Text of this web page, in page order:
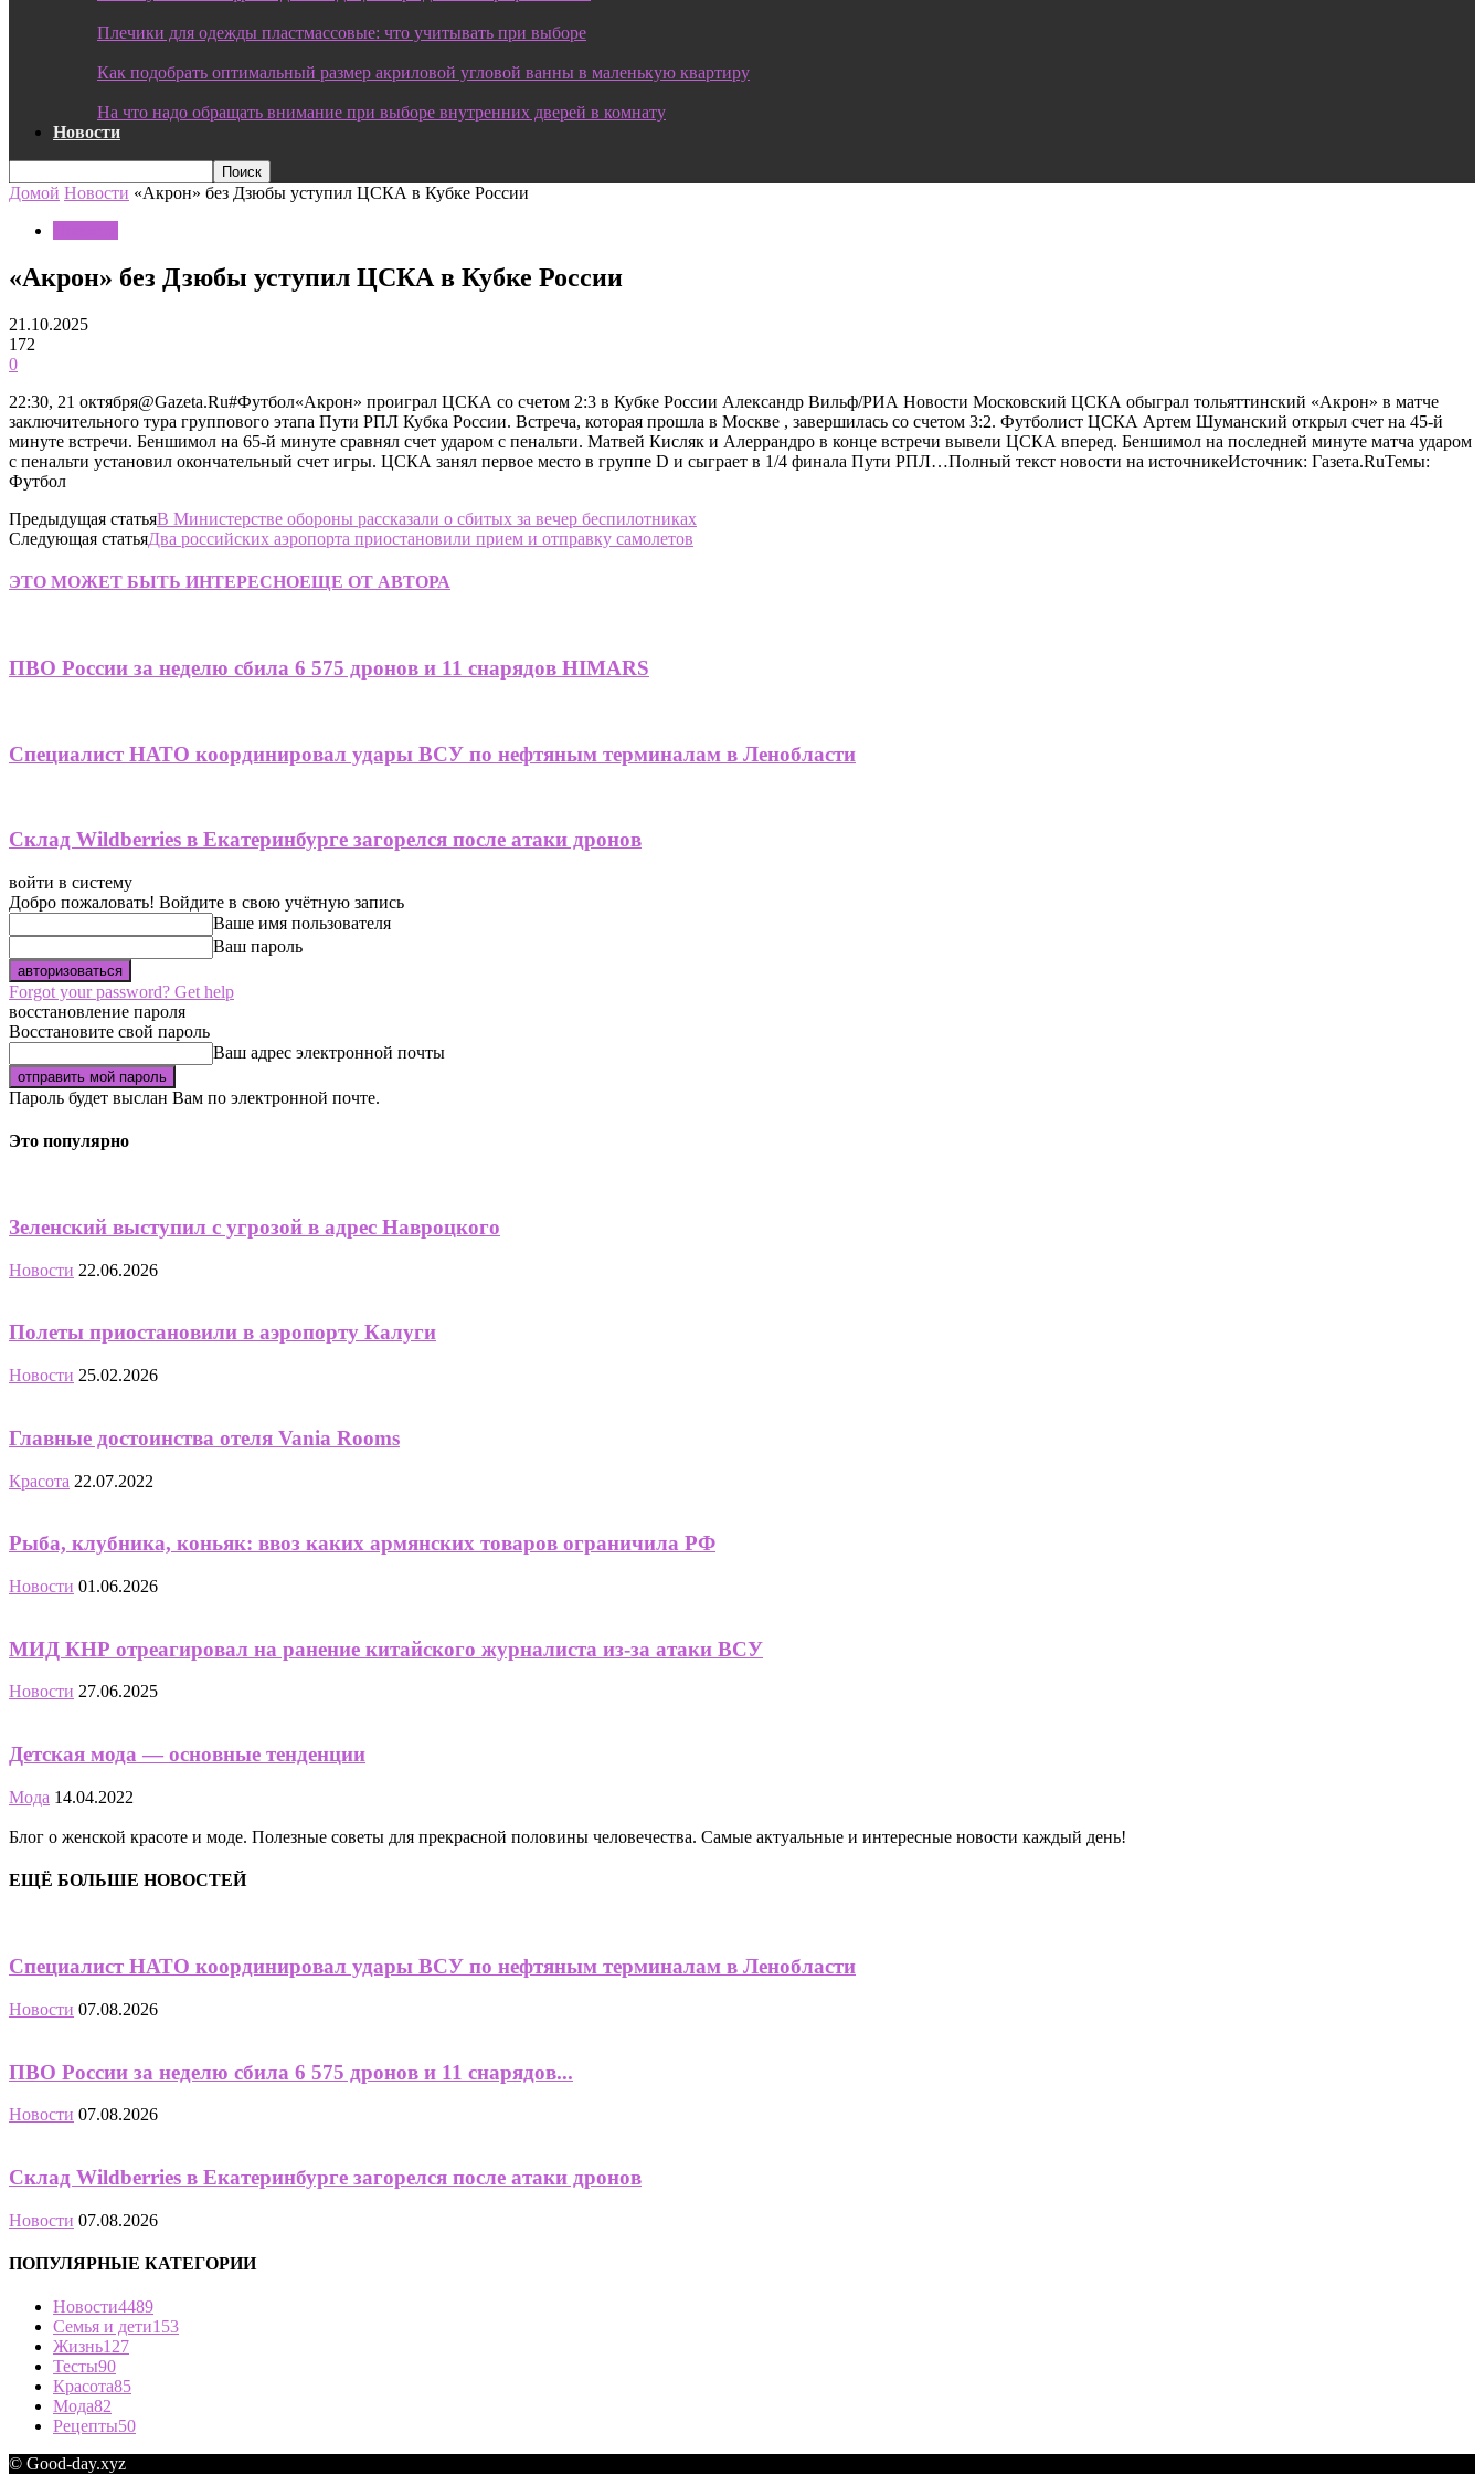
Плечики для одежды пластмассовые: что учитывать при выборе
Как подобрать оптимальный размер акриловой угловой ванны в маленькую квартиру
На что надо обращать внимание при выборе внутренних дверей в комнату
Новости
Домой Новости «Акрон» без Дзюбы уступил ЦСКА в Кубке России
«Акрон» без Дзюбы уступил ЦСКА в Кубке России
21.10.2025
172
0
22:30, 21 октября@Gazeta.Ru#Футбол«Акрон» проиграл ЦСКА со счетом 2:3 в Кубке России Александр Вильф/РИА Новости Московский ЦСКА обыграл тольяттинский «Акрон» в матче
заключительного тура группового этапа Пути РПЛ Кубка России. Встреча, которая прошла в Москве , завершилась со счетом 3:2. Футболист ЦСКА Артем Шуманский открыл счет на 45-й
минуте встречи. Беншимол на 65-й минуте сравнял счет ударом с пенальти. Матвей Кисляк и Алеррандро в конце встречи вывели ЦСКА вперед. Беншимол на последней минуте матча ударом
с пенальти установил окончательный счет игры. ЦСКА занял первое место в группе D и сыграет в 1/4 финала Пути РПЛ…Полный текст новости на источникеИсточник: Газета.RuТемы:
Футбол
Предыдущая статьяВ Министерстве обороны рассказали о сбитых за вечер беспилотниках
Следующая статьяДва российских аэропорта приостановили прием и отправку самолетов
ЭТО МОЖЕТ БЫТЬ ИНТЕРЕСНОЕЩЕ ОТ АВТОРА
ПВО России за неделю сбила 6 575 дронов и 11 снарядов HIMARS
Специалист НАТО координировал удары ВСУ по нефтяным терминалам в Ленобласти
Склад Wildberries в Екатеринбурге загорелся после атаки дронов
войти в систему
Добро пожаловать! Войдите в свою учётную запись
Ваше имя пользователя
Ваш пароль
Forgot your password? Get help
восстановление пароля
Восстановите свой пароль
Ваш адрес электронной почты
Пароль будет выслан Вам по электронной почте.
Это популярно
Зеленский выступил с угрозой в адрес Навроцкого
Новости 22.06.2026
Полеты приостановили в аэропорту Калуги
Новости 25.02.2026
Главные достоинства отеля Vania Rooms
Красота 22.07.2022
Рыба, клубника, коньяк: ввоз каких армянских товаров ограничила РФ
Новости 01.06.2026
МИД КНР отреагировал на ранение китайского журналиста из-за атаки ВСУ
Новости 27.06.2025
Детская мода — основные тенденции
Мода 14.04.2022
Блог о женской красоте и моде. Полезные советы для прекрасной половины человечества. Самые актуальные и интересные новости каждый день!
ЕЩЁ БОЛЬШЕ НОВОСТЕЙ
Специалист НАТО координировал удары ВСУ по нефтяным терминалам в Ленобласти
Новости 07.08.2026
ПВО России за неделю сбила 6 575 дронов и 11 снарядов...
Новости 07.08.2026
Склад Wildberries в Екатеринбурге загорелся после атаки дронов
Новости 07.08.2026
ПОПУЛЯРНЫЕ КАТЕГОРИИ
Новости4489
Семья и дети153
Жизнь127
Тесты90
Красота85
Мода82
Рецепты50
© Good-day.xyz